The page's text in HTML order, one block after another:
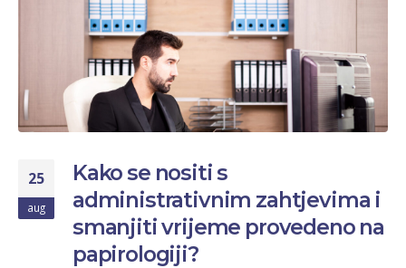
25
aug
Kako se nositi s
administrativnim zahtjevima i
smanjiti vrijeme provedeno na
papirologiji?